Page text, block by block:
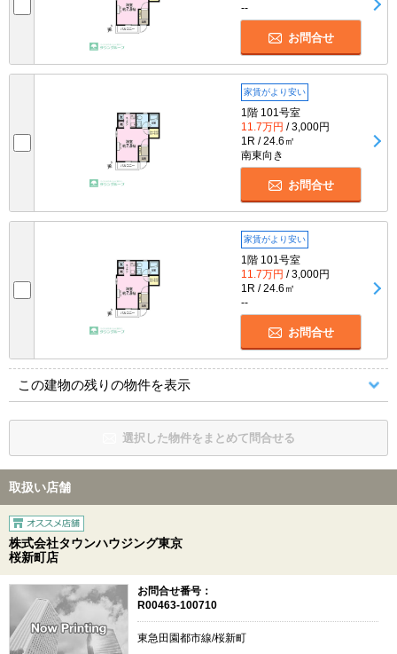
--
お問合せ
家賃がより安い
1階 101号室
11.7万円 / 3,000円
1R / 24.6㎡
南東向き
お問合せ
家賃がより安い
1階 101号室
11.7万円 / 3,000円
1R / 24.6㎡
--
お問合せ
この建物の残りの物件を表示
選択した物件をまとめて問合せる
取扱い店舗
株式会社タウンハウジング東京
桜新町店
お問合せ番号：
R00463-100710
東急田園都市線/桜新町